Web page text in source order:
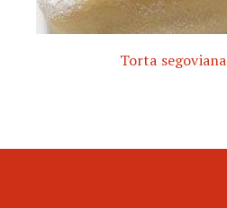
Torta segoviana